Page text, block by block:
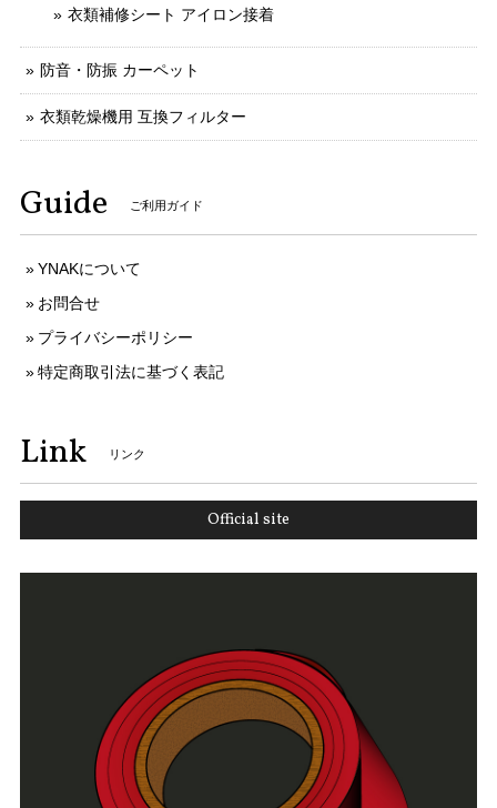
衣類補修シート アイロン接着
防音・防振 カーペット
衣類乾燥機用 互換フィルター
Guide ご利用ガイド
YNAKについて
お問合せ
プライバシーポリシー
特定商取引法に基づく表記
Link リンク
Official site